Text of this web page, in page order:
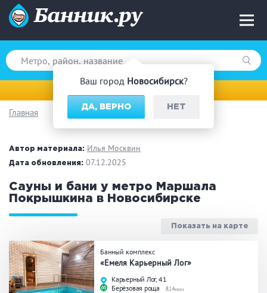
Ваш город Новосибирск?
ДА, ВЕРНО НЕТ
Вид парной
Русская баня
Финская сауна
На дровах
Загородный отдых
Премиум бани
Праздник/Корпоратив
Главная
Автор материала: Илья Москвин
Дата обновления: 07.12.2025
Сауны и бани у метро Маршала
Покрышкина в Новосибирске
Показать на карте
Банный комплекс
«Емеля Карьерный Лог»
Карьерный Лог, 41
Берёзовая роща
14